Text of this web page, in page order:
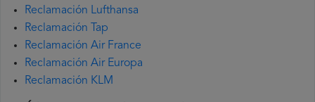
Reclamación Lufthansa
Reclamación Tap
Reclamación Air France
Reclamación Air Europa
Reclamación KLM